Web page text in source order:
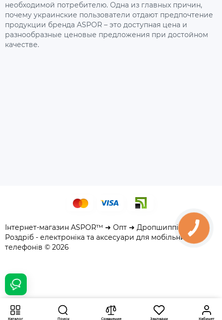
Каталог Поиск Сравнение Закладки Кабинет
248 грн. Купить
необходимой потребителю. Одна из главных причин,
почему украинские пользователи отдают предпочтение
продукции бренда ASPOR – это доступная цена и
разнообразные ценовые предложения при достойном
качестве.
Інтернет-магазин ASPOR™ ➜ Опт ➜ Дропшиппінг ➜
Роздріб - електроніка та аксесуари для мобільних
телефонів © 2026